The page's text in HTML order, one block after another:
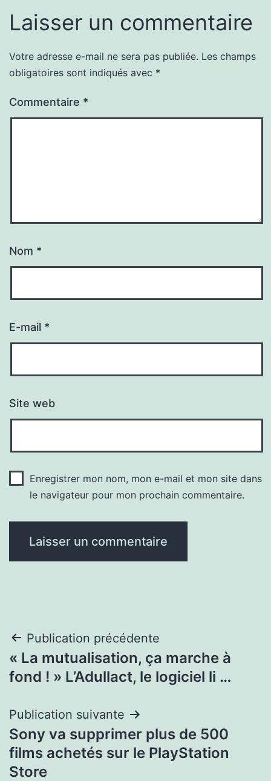
Laisser un commentaire
Votre adresse e-mail ne sera pas publiée. Les champs
obligatoires sont indiqués avec *
Commentaire *
Nom *
E-mail *
Site web
Enregistrer mon nom, mon e-mail et mon site dans
le navigateur pour mon prochain commentaire.
Navigation
de
Publication précédente
« La mutualisation, ça marche à
fond ! » L’Adullact, le logiciel li …
Publication suivante
Sony va supprimer plus de 500
films achetés sur le PlayStation
Store